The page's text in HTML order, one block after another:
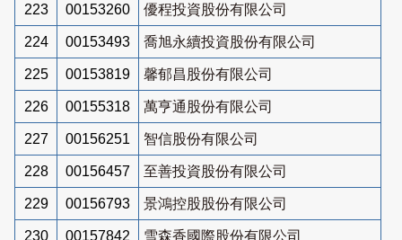
223 00153260 優程投資股份有限公司
224 00153493 喬旭永續投資股份有限公司
225 00153819 馨郁昌股份有限公司
226 00155318 萬亨通股份有限公司
227 00156251 智信股份有限公司
228 00156457 至善投資股份有限公司
229 00156793 景鴻控股股份有限公司
230 00157842 雪森香國際股份有限公司